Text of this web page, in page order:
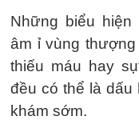
Những biểu
âm ỉ vùng
thiếu máu hay
đều có thể là dấu
khám sớm.